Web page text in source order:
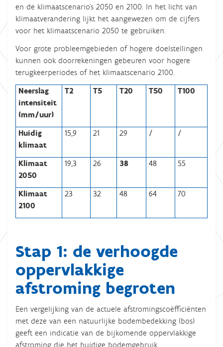
en de klimaatscenario’s 2050 en 2100. In het licht van
klimaatverandering lijkt het aangewezen om de cijfers
voor het klimaatscenario 2050 te gebruiken.
Voor grote probleemgebieden of hogere doelstellingen
kunnen ook doorrekeningen gebeuren voor hogere
terugkeerperiodes of het klimaatscenario 2100.
Neerslag
intensiteit
(mm/uur)
T2 T5 T20 T50 T100
Huidig
klimaat
15,9 21 29 / /
Klimaat
2050
19,3 26 38 48 55
Klimaat
2100
23 32 48 64 70
Stap 1: de verhoogde
oppervlakkige
afstroming begroten
Een vergelijking van de actuele afstromingscoëfficiënten
met deze van een natuurlijke bodembedekking (bos)
geeft een indicatie van de bijkomende oppervlakkige
afstroming die het huidige bodemgebruik